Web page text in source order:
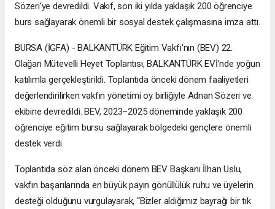
Sözeri’ye devredildi. Vakıf, son iki yılda yaklaşık 200 öğrenciye
burs sağlayarak önemli bir sosyal destek çalışmasına imza attı.
BURSA (İGFA) - BALKANTÜRK Eğitim Vakfı'nın (BEV) 22.
Olağan Mütevelli Heyet Toplantısı, BALKANTÜRK EVİ’nde yoğun
katılımla gerçekleştirildi. Toplantıda önceki dönem faaliyetleri
değerlendirilirken vakfın yönetimi oy birliğiyle Adnan Sözeri ve
ekibine devredildi. BEV, 2023–2025 döneminde yaklaşık 200
öğrenciye eğitim bursu sağlayarak bölgedeki gençlere önemli
destek verdi.
Toplantıda söz alan önceki dönem BEV Başkanı İlhan Uslu,
vakfın başarılarında en büyük payın gönüllülük ruhu ve üyelerin
desteği olduğunu vurgulayarak, “Bizler aldığımız bayrağı bir tık